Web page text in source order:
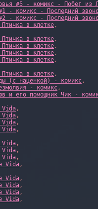
#5 - комикс - Побег из
- комикс - Последний
- комикс - Последний
в клетке,
в клетке,
в клетке,
в клетке,
в клетке,
в клетке,
(с наценкой) - комикс,
- комикс,
и его помощник Чик -
Vida,
Vida,
Vida,
Vida,
Vida,
Vida,
Vida,
Vida,
Vida,
Vida,
Vida,
Vida,